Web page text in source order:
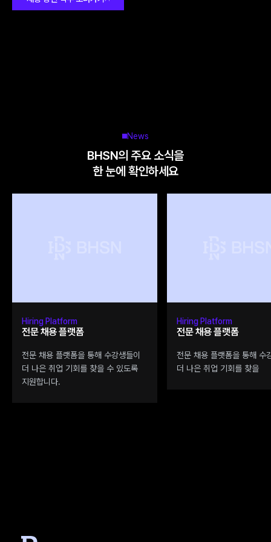
News
BHSN의 주요 소식을
한 눈에 확인하세요
Hiring Platform
전문 채용 플랫폼
전문 채용 플랫폼을 통해 수강생들이
더 나은 취업 기회를 찾을 수 있도록
지원합니다.
Hiring Platform
전문 채용 플랫폼
전문 채용 플랫폼을 통해 수
더 나은 취업 기회를 찾을